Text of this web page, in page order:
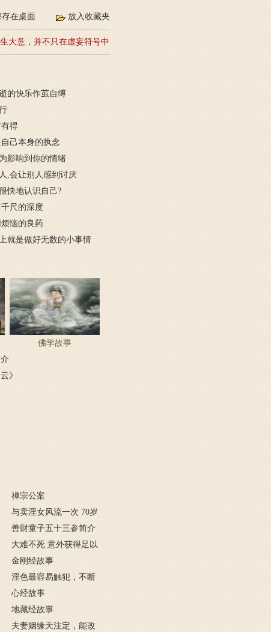
存在桌面 放入收藏夹
大意，并不只在虚妄符号中
的快乐作茧自缚
得
己本身的执念
影响到你的情绪
,会让别人感到讨厌
快地认识自己?
尺的深度
恼的良药
就是做好无数的小事情
佛学故事
》
禅宗公案
与卖淫女风流一次 70岁
花心老汉染恶疾
善财童子五十三参简介
大难不死 意外获得足以
致富的特异功能
金刚经故事
淫色最容易触犯，不断
淫欲心难清静
心经故事
地藏经故事
夫妻姻缘天注定，能改